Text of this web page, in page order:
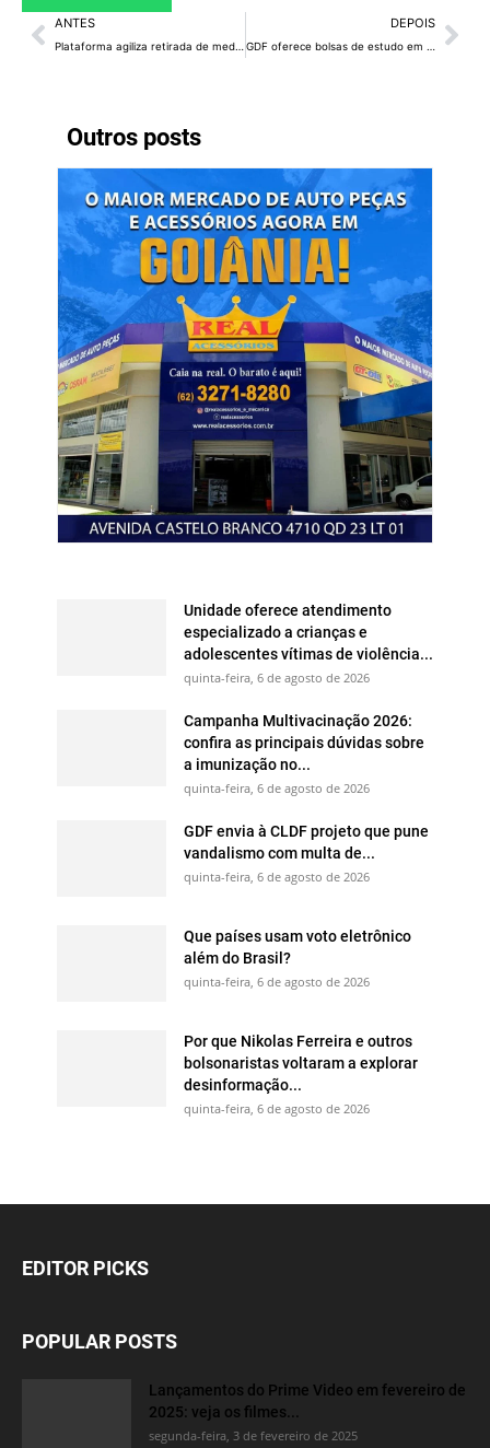
Outros posts
Unidade oferece atendimento
especializado a crianças e
adolescentes vítimas de violência...
quinta-feira, 6 de agosto de 2026
Campanha Multivacinação 2026:
confira as principais dúvidas sobre
a imunização no...
quinta-feira, 6 de agosto de 2026
GDF envia à CLDF projeto que pune
vandalismo com multa de...
quinta-feira, 6 de agosto de 2026
Que países usam voto eletrônico
além do Brasil?
quinta-feira, 6 de agosto de 2026
Por que Nikolas Ferreira e outros
bolsonaristas voltaram a explorar
desinformação...
quinta-feira, 6 de agosto de 2026
ANTES
Plataforma agiliza retirada de medicamentos de alto custo no DF
DEPOIS
GDF oferece bolsas de estudo em cursos de graduação no UDF
EDITOR PICKS
POPULAR POSTS
Lançamentos do Prime Video em fevereiro de
2025: veja os filmes...
segunda-feira, 3 de fevereiro de 2025